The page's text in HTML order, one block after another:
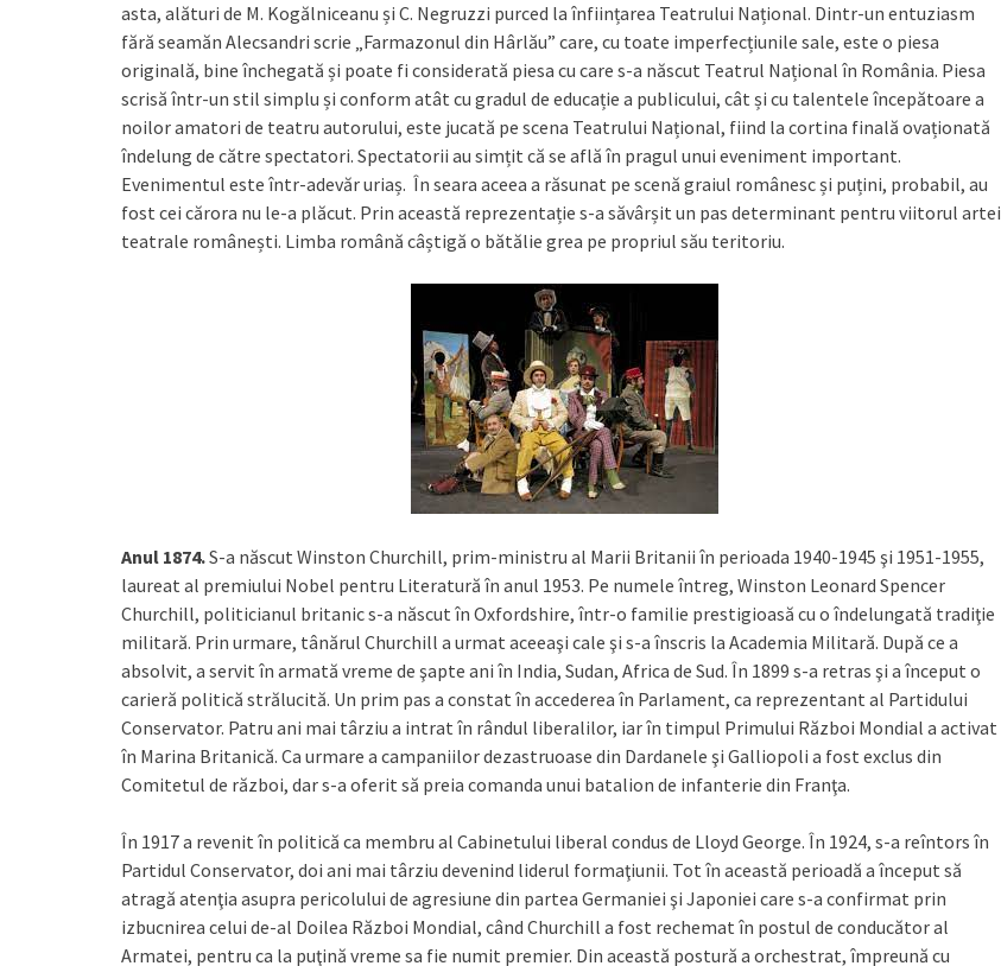
asta, alături de M. Kogălniceanu și C. Negruzzi purced la înființarea Teatrului Național. Dintr-un entuziasm
fără seamăn Alecsandri scrie „Farmazonul din Hârlău” care, cu toate imperfecțiunile sale, este o piesa
originală, bine închegată și poate fi considerată piesa cu care s-a născut Teatrul Național în România. Piesa
scrisă într-un stil simplu și conform atât cu gradul de educație a publicului, cât și cu talentele începătoare a
noilor amatori de teatru autorului, este jucată pe scena Teatrului Național, fiind la cortina finală ovaționată
îndelung de către spectatori. Spectatorii au simțit că se află în pragul unui eveniment important.
Evenimentul este într-adevăr uriaș. În seara aceea a răsunat pe scenă graiul românesc și puțini, probabil, au
fost cei cărora nu le-a plăcut. Prin această reprezentație s-a săvârșit un pas determinant pentru viitorul artei
teatrale românești. Limba română câștigă o bătălie grea pe propriul său teritoriu.
Anul 1874.S-a născut Winston Churchill, prim-ministru al Marii Britanii în perioada 1940-1945 şi 1951-1955,
laureat al premiului Nobel pentru Literatură în anul 1953. Pe numele întreg, Winston Leonard Spencer
Churchill, politicianul britanic s-a născut în Oxfordshire, într-o familie prestigioasă cu o îndelungată tradiţie
militară. Prin urmare, tânărul Churchill a urmat aceeaşi cale şi s-a înscris la Academia Militară. După ce a
absolvit, a servit în armată vreme de şapte ani în India, Sudan, Africa de Sud. În 1899 s-a retras şi a început o
carieră politică strălucită. Un prim pas a constat în accederea în Parlament, ca reprezentant al Partidului
Conservator. Patru ani mai târziu a intrat în rândul liberalilor, iar în timpul Primului Război Mondial a activat
în Marina Britanică. Ca urmare a campaniilor dezastruoase din Dardanele şi Galliopoli a fost exclus din
Comitetul de război, dar s-a oferit să preia comanda unui batalion de infanterie din Franţa.
În 1917 a revenit în politică ca membru al Cabinetului liberal condus de Lloyd George. În 1924, s-a reîntors în
Partidul Conservator, doi ani mai târziu devenind liderul formaţiunii. Tot în această perioadă a început să
atragă atenţia asupra pericolului de agresiune din partea Germaniei şi Japoniei care s-a confirmat prin
izbucnirea celui de-al Doilea Război Mondial, când Churchill a fost rechemat în postul de conducător al
Armatei, pentru ca la puţină vreme sa fie numit premier. Din această postură a orchestrat, împreună cu